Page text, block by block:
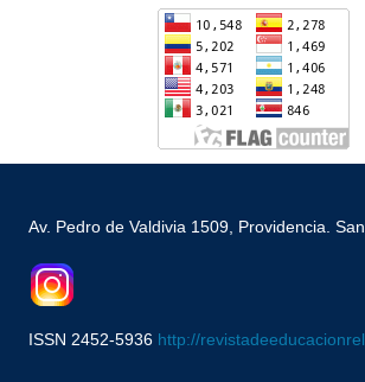
Av. Pedro de Valdivia 1509, Providencia.
ISSN 2452-5936 http://